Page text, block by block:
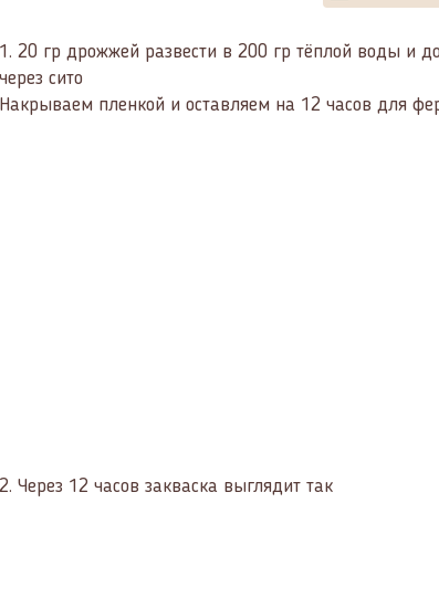
1. 20 гр дрожжей развести в 200 гр тёплой воды и
через сито
Накрываем пленкой и оставляем на 12 часов для
2. Через 12 часов закваска выглядит так